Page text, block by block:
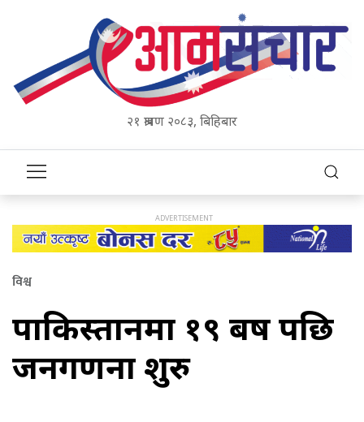
२१ श्रावण २०८३, बिहिबार
विश्व
पाकिस्तानमा १९ बर्ष पछि
जनगणना शुरु